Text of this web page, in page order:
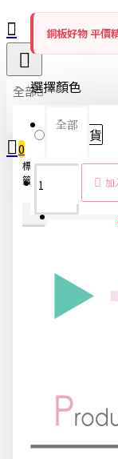
全部
全部
2025限時精
DIY專區
交換禮物專
0
您的購物車內
銅板好物 平價
選擇顏色
隨機出貨
加
標
籤：
冷氣防塵
空
套
商品